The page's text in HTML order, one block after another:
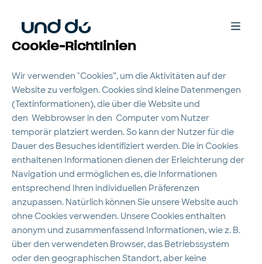
Cookie-Richtlinien
Wir verwenden "Cookies”, um die Aktivitäten auf der
Website zu verfolgen. Cookies sind kleine Datenmengen
(Textinformationen), die über die Website und
den Webbrowser in den Computer vom Nutzer
temporär platziert werden. So kann der Nutzer für die
Dauer des Besuches identifiziert werden. Die in Cookies
enthaltenen Informationen dienen der Erleichterung der
Navigation und ermöglichen es, die Informationen
entsprechend Ihren individuellen Präferenzen
anzupassen. Natürlich können Sie unsere Website auch
ohne Cookies verwenden. Unsere Cookies enthalten
anonym und zusammenfassend Informationen, wie z. B.
über den verwendeten Browser, das Betriebssystem
oder den geographischen Standort, aber keine